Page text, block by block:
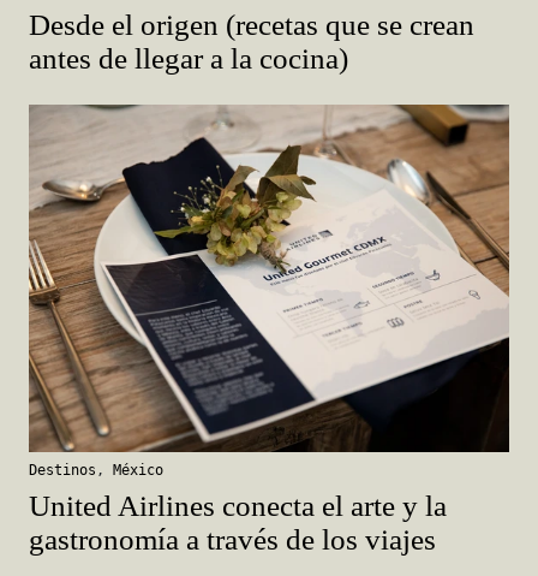
Desde el origen (recetas que se crean
antes de llegar a la cocina)
Destinos , México
United Airlines conecta el arte y la
gastronomía a través de los viajes